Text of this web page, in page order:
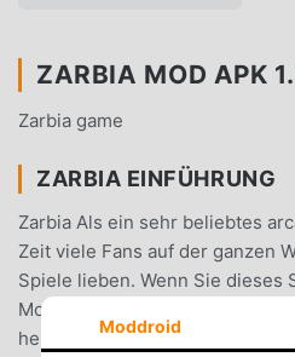
ZARBIA MOD APK
Zarbia game
ZARBIA EINFÜHRUNG
Zarbia Als ein sehr beliebtes
Zeit viele Fans auf der ganzen
Spiele lieben. Wenn Sie dieses
Mod-Apk-Download-Site für
herunterladen möchten, ist
Moddroid